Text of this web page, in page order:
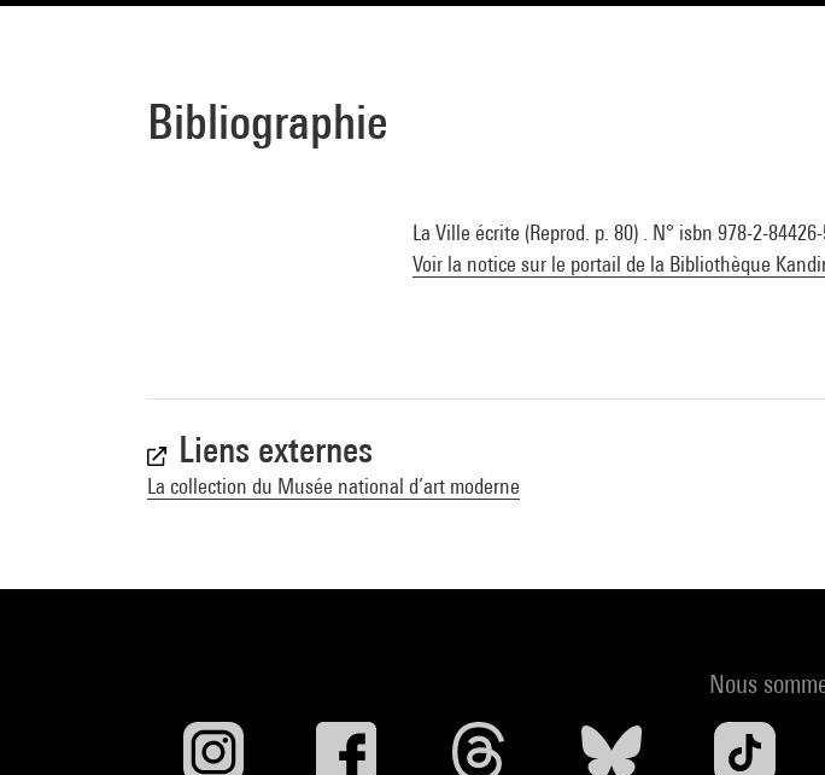
Bibliographie
La Ville écrite (Reprod. p. 80) . N° isbn 978-2-
Voir la notice sur le portail de la Bibliothèque
Liens externes
La collection du Musée national d’art moderne
Nous